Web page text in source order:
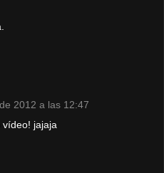
2012 a las 12:47
jajaja